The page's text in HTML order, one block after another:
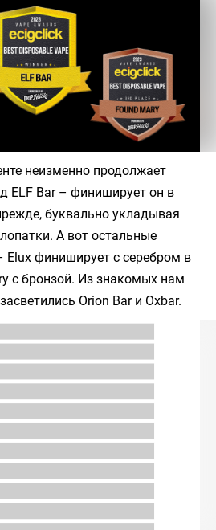
неизменно продолжает
ELF Bar – финиширует он в
буквально укладывая
А вот остальные
Elux финиширует с серебром в
с бронзой. Из знакомых нам
Orion Bar и Oxbar.